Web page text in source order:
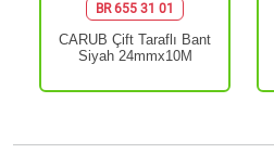
BR 655 31 01
CARUB Çift Taraflı Bant
Siyah 24mmx10M